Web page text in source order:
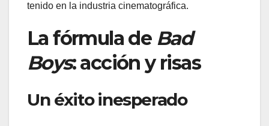
tenido en la industria cinematográfica.
La fórmula de Bad
Boys: acción y risas
Un éxito inesperado